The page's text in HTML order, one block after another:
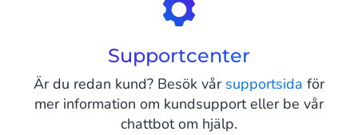
Supportcenter
Är du redan kund? Besök vår supportsida för
mer information om kundsupport eller be vår
chattbot om hjälp.